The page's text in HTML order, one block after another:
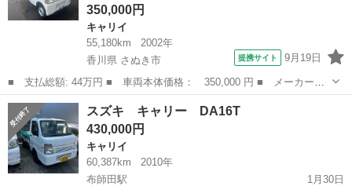
350,000円
キャリイ
55,180km
2002年
香川県 さぬき市
提携サイト 9月19日
■ 支払総額: 44万円 ■ 車両本体価格： 350,000 円 ■ メーカー
名： スズキ ■ 車種名： キャリイトラック ■ グレード名：
４ｗＤ・エアコン有・パワステ有 ■ 排気量： 660cc ■ ドア枚
数： 2D...
香川 さぬき市 キャリイ
スズキ キャリー DA16T
430,000円
キャリイ
60,387km
2010年
布師田駅
1月30日